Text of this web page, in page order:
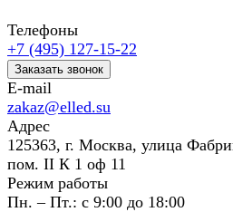
Телефоны
+7 (495) 127-15-22
Заказать звонок
E-mail
zakaz@elled.su
Адрес
125363, г. Москва, улица
пом. II К 1 оф 11
Режим работы
Пн. – Пт.: с 9:00 до 18:00